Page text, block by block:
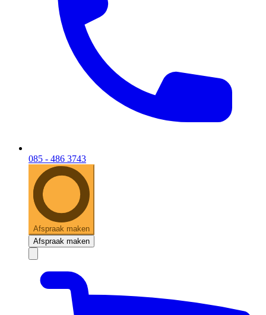
085 - 486 3743
Afspraak maken
Afspraak maken